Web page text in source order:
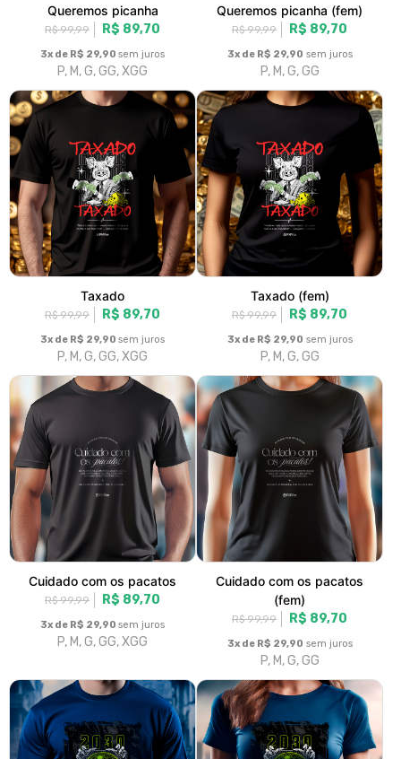
Cuidado com os pacatos
R$ 99,99 R$ 89,70
3x de R$ 29,90sem juros
P, M, G, GG, XGG
Cuidado com os pacatos
(fem)
R$ 99,99 R$ 89,70
3x de R$ 29,90 sem juros
P, M, G, GG
Agenda 2030
R$ 99,99 R$ 89,70
3x de R$ 29,90 sem juros
P, M, G, GG, XGG
Agenda 2030 (fem)
R$ 99,99 R$ 89,70
3x de R$ 29,90 sem juros
P, M, G, GG